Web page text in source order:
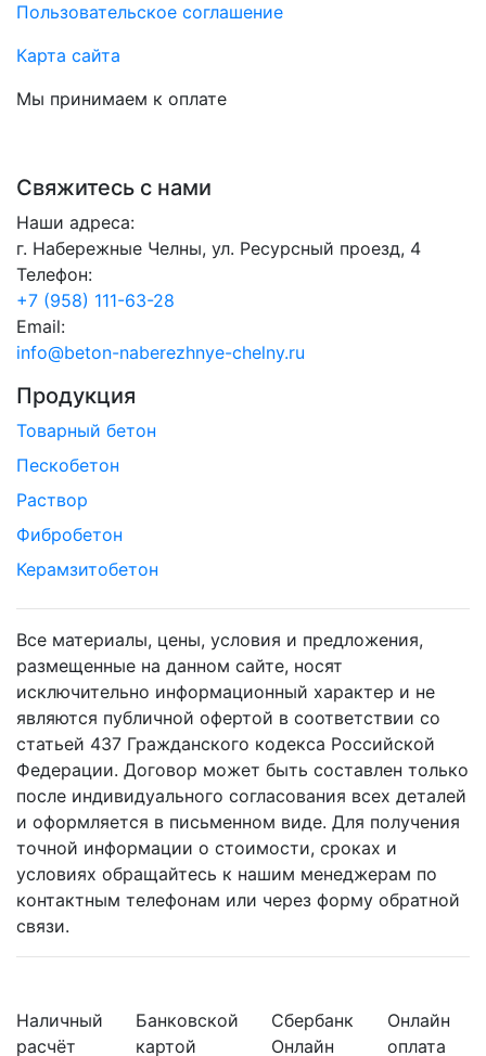
Пользовательское соглашение
Карта сайта
Мы принимаем к оплате
Свяжитесь с нами
Наши адреса:
г. Набережные Челны, ул. Ресурсный проезд, 4
Телефон:
+7 (958) 111-63-28
Email:
info@beton-naberezhnye-chelny.ru
Продукция
Товарный бетон
Пескобетон
Раствор
Фибробетон
Керамзитобетон
Все материалы, цены, условия и предложения,
размещенные на данном сайте, носят
исключительно информационный характер и не
являются публичной офертой в соответствии со
статьей 437 Гражданского кодекса Российской
Федерации. Договор может быть составлен только
после индивидуального согласования всех деталей
и оформляется в письменном виде. Для получения
точной информации о стоимости, сроках и
условиях обращайтесь к нашим менеджерам по
контактным телефонам или через форму обратной
связи.
Наличный
расчёт
Банковской
картой
Сбербанк
Онлайн
Онлайн
оплата